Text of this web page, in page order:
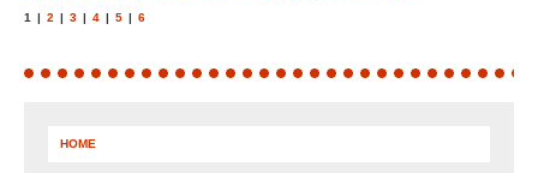
1 | 2 | 3 | 4 | 5 | 6
HOME